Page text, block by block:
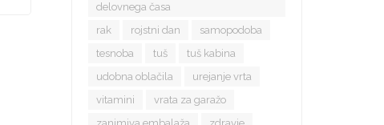
delovnega časa
rak
rojstni dan
samopodoba
tesnoba
tuš
tuš kabina
udobna oblačila
urejanje vrta
vitamini
vrata za garažo